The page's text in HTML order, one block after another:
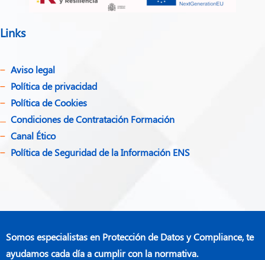
Links
Aviso legal
Política de privacidad​
Política de Cookies
Condiciones de Contratación Formación
Canal Ético
Política de Seguridad de la Información ENS
Somos especialistas en Protección de Datos y Compliance, te
ayudamos cada día a cumplir con la normativa.